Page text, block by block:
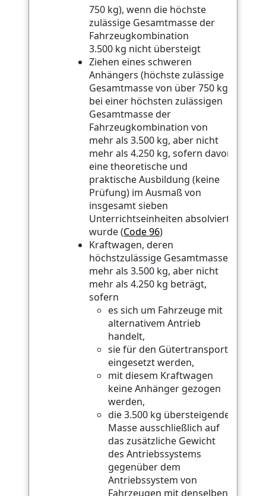
750 kg), wenn die höchste
zulässige Gesamtmasse der
Fahrzeugkombination
3.500 kg nicht übersteigt
Ziehen eines schweren
Anhängers (höchste zulässige
Gesamtmasse von über 750 kg)
bei einer höchsten zulässigen
Gesamtmasse der
Fahrzeugkombination von
mehr als 3.500 kg, aber nicht
mehr als 4.250 kg, sofern davor
eine theoretische und
praktische Ausbildung (keine
Prüfung) im Ausmaß von
insgesamt sieben
Unterrichtseinheiten absolviert
wurde (Code 96)
Kraftwagen, deren
höchstzulässige Gesamtmasse
mehr als 3.500 kg, aber nicht
mehr als 4.250 kg beträgt,
sofern
es sich um Fahrzeuge mit
alternativem Antrieb
handelt,
sie für den Gütertransport
eingesetzt werden,
mit diesem Kraftwagen
keine Anhänger gezogen
werden,
die 3.500 kg übersteigende
Masse ausschließlich auf
das zusätzliche Gewicht
des Antriebssystems
gegenüber dem
Antriebssystem von
Fahrzeugen mit denselben